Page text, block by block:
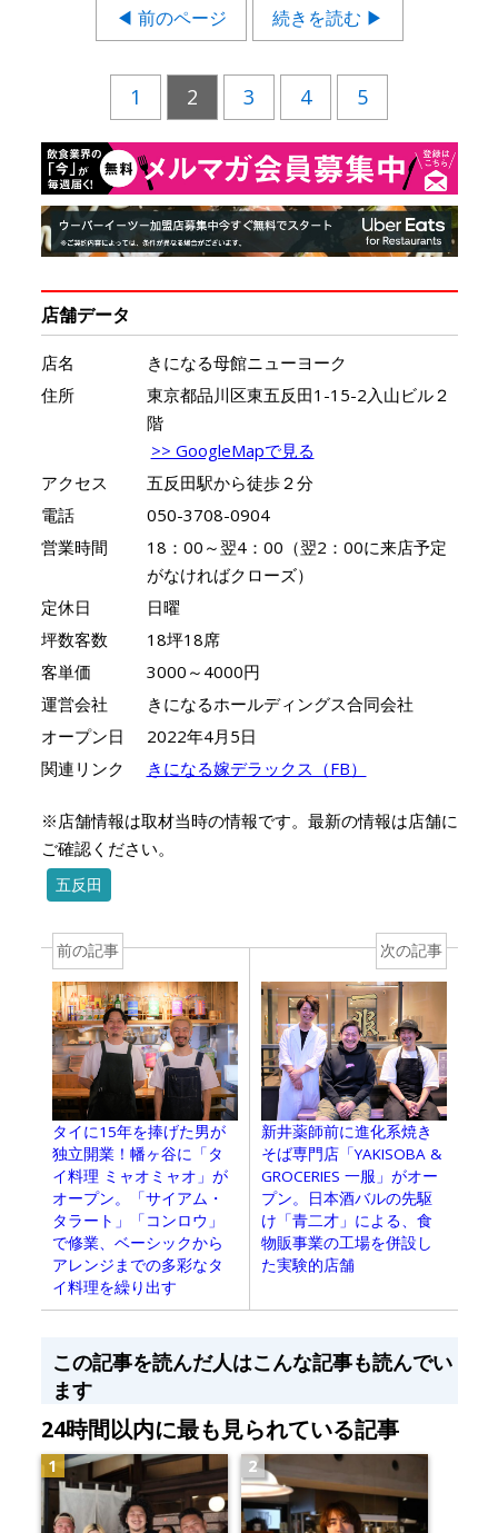
◀ 前のページ 続きを読む ▶
1 2 3 4 5
店舗データ
店名
きになる母館ニューヨーク
住所
東京都品川区東五反田1-15-2入山ビル２
階
>> GoogleMapで見る
アクセス
五反田駅から徒歩２分
電話
050-3708-0904
営業時間
18：00～翌4：00（翌2：00に来店予定
がなければクローズ）
定休日
日曜
坪数客数
18坪18席
客単価
3000～4000円
運営会社
きになるホールディングス合同会社
オープン日
2022年4月5日
関連リンク
きになる嫁デラックス（FB）
※店舗情報は取材当時の情報です。最新の情報は店舗に
ご確認ください。
五反田
前の記事
タイに15年を捧げた男が
独立開業！幡ヶ谷に「タ
イ料理 ミャオミャオ」が
オープン。「サイアム・
タラート」「コンロウ」
で修業、ベーシックから
アレンジまでの多彩なタ
イ料理を繰り出す
次の記事
新井薬師前に進化系焼き
そば専門店「YAKISOBA &
GROCERIES 一服」がオー
プン。日本酒バルの先駆
け「青二才」による、食
物販事業の工場を併設し
た実験的店舗
この記事を読んだ人はこんな記事も読んでい
ます
24時間以内に最も見られている記事